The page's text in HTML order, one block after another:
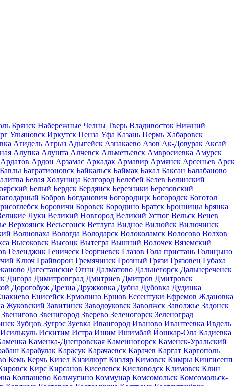
Брянск Набережные Челны Тверь Владивосток Нижний
Ульяновск Иркутск Пенза Уфа Казань Пермь Хабаровск
Агидель Агрыз Адыгейск Азнакаево Азов Ак-Довурак Аксай
Алупка Алушта Алчевск Альметьевск Амвросиевка Амурск
Ардатов Ардон Арзамас Аркадак Армавир Армянск Арсеньев Арск
Бавлы Багратионовск Байкальск Баймак Бакал Баксан Балабаново
Белая Холуница Белгород Белебей Белев Белинский
Белый Бердск Бердянск Березники Березовский
Бобров Богданович Богородицк Богородск Боготол
Боровичи Боровск Бородино Братск Бронницы Брянка
Луки Великий Новгород Великий Устюг Вельск Венев
Верхоянск Весьегонск Ветлуга Видное Вилюйск Вилючинск
Волноваха Вологда Володарск Волоколамск Волосово Волхов
Высоковск Высоцк Вытегра Вышний Волочек Вяземский
Геленджик Геническ Георгиевск Глазов Гола пристань Голицыно
Ключ Грайворон Гремячинск Грозный Грязи Грязовец Губаха
Дагестанские Огни Далматово Дальнегорск Дальнереченск
Дигора Димитровград Дмитриев Дмитров Дмитровск
Дорогобуж Дрезна Дружковка Дубна Дубовка Дудинка
Енисейск Ермолино Ершов Ессентуки Ефремов Ждановка
Жуковский Завитинск Заводоуковск Заволжск Заволжье Задонск
Звенигово Звенигород Зверево Зеленогорск Зеленоград
Зубцов Зугрэс Зуевка Ивангород Иваново Ивантеевка Ивдель
Исилькуль Искитим Истра Ишим Ишимбай Йошкар-Ола Кадиевка
Каменка-Днепровская Каменногорск Каменск-Уральский
Карабулак Карасук Карачаевск Карачев Каргат Каргополь
Кемь Керчь Кизел Кизилюрт Кизляр Кимовск Кимры Кингисепп
Кирс Кирсанов Киселевск Кисловодск Климовск Клин
Колпашево Кольчугино Коммунар Комсомольск Комсомольск-